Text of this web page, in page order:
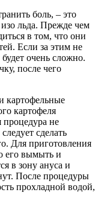
боль, – это
льда. Прежде чем
в том, что они
Если за этим не
очень сложно.
после чего
картофельные
картофеля
процедура не
сделать
Для приготовления
его вымыть и
в зону ануса и
После процедуры
прохладной водой,